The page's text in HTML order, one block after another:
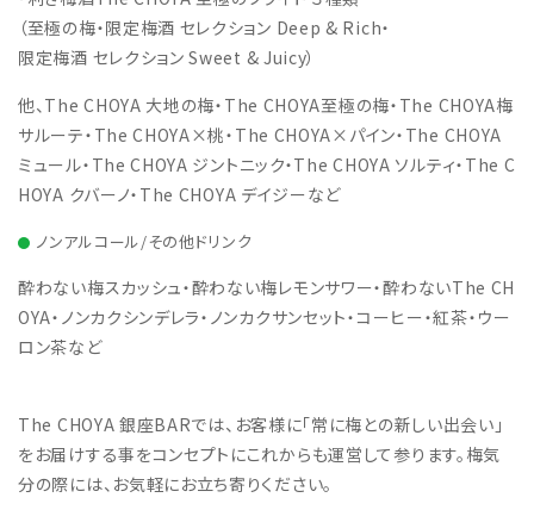
（至極の梅・限定梅酒 セレクション Deep & Rich・
限定梅酒 セレクション Sweet & Juicy）
他、The CHOYA 大地の梅・The CHOYA至極の梅・The CHOYA梅
サルーテ・The CHOYA×桃・The CHOYA×パイン・The CHOYA
ミュール・The CHOYA ジントニック・The CHOYA ソルティ・The C
HOYA クバーノ・The CHOYA デイジーなど
ノンアルコール/その他ドリンク
酔わない梅スカッシュ・酔わない梅レモンサワー・酔わないThe CH
OYA・ノンカクシンデレラ・ノンカクサンセット・コーヒー・紅茶・ウー
ロン茶など
The CHOYA 銀座BARでは、お客様に「常に梅との新しい出会い」
をお届けする事をコンセプトにこれからも運営して参ります。梅気
分の際には、お気軽にお立ち寄りください。